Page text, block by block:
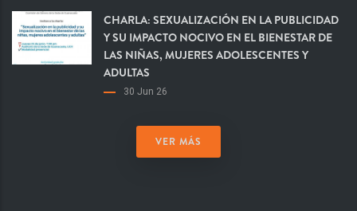
CHARLA: SEXUALIZACIÓN EN LA PUBLICIDAD
Y SU IMPACTO NOCIVO EN EL BIENESTAR DE
LAS NIÑAS, MUJERES ADOLESCENTES Y
ADULTAS
30 Jun 26
VER MÁS